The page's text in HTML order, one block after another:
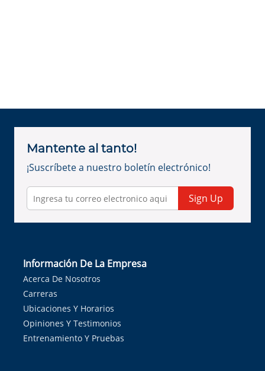
Mantente al tanto!
¡Suscríbete a nuestro boletín electrónico!
Sign Up
Información De La Empresa
Acerca De Nosotros
Carreras
Ubicaciones Y Horarios
Opiniones Y Testimonios
Entrenamiento Y Pruebas